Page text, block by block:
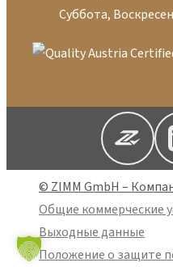
Суббота,
© ZIMM GmbH –
Общие коммерческие
Выходные данные
Положение о защите